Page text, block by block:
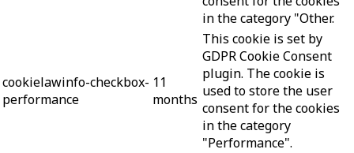
in the category "Other.
cookielawinfo-checkbox-
performance
11
months
This cookie is set by
GDPR Cookie Consent
plugin. The cookie is
used to store the user
consent for the cookies
in the category
"Performance".